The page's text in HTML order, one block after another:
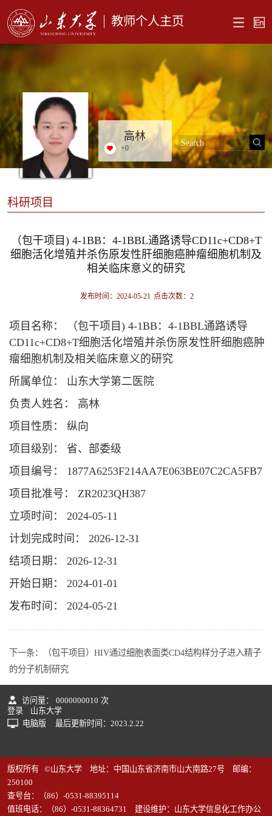
教师个人主页
高林
+0
科研项目
（包干项目) 4-1BB：4-1BBL通路诱导CD11c+CD8+T
细胞活化增殖并杀伤原发性肝细胞癌肿瘤细胞机制及
相关临床意义的研究
发布时间：2024-05-21 点击次数： 2
项目名称： （包干项目) 4-1BB：4-1BBL通路诱导
CD11c+CD8+T细胞活化增殖并杀伤原发性肝细胞癌肿
瘤细胞机制及相关临床意义的研究
所属单位： 山东大学第二医院
负责人姓名： 高林
项目性质： 纵向
项目级别： 省、部委级
项目编号： 1877A6253F214AA7E063BE07C2CA5FB7
项目批准号： ZR2023QH387
立项时间： 2024-05-11
计划完成时间： 2026-12-31
结项日期： 2026-12-31
开始日期： 2024-01-01
发布时间： 2024-05-21
下一条：
（包干项目）HIV通过细胞表面类CD4结构样分子进入精子
的分子机制研究
访问量： 0000000010 次
登录
山东大学
电脑版
最后更新时间： 2023 2 22
版权所有 ©山东大学 地址：中国山东省济南市山大南路27号 邮编：
250100
查号台：（86）-0531-88395114
值班电话：（86）-0531-88364731 建设维护：山东大学信息化工作办公